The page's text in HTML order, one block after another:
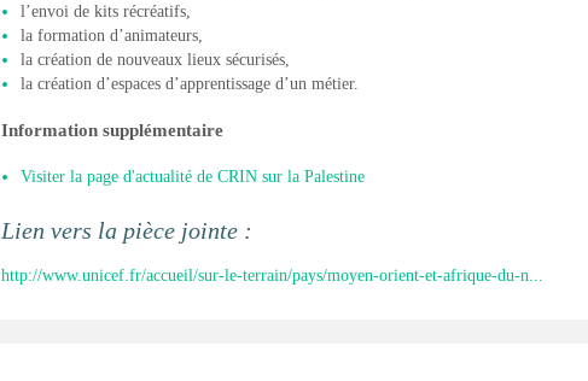
l’envoi de kits récréatifs,
la formation d’animateurs,
la création de nouveaux lieux sécurisés,
la création d’espaces d’apprentissage d’un métier.
Information supplémentaire
Visiter la page d'actualité de CRIN sur la Palestine
Lien vers la pièce jointe :
http://www.unicef.fr/accueil/sur-le-terrain/pays/moyen-orient-et-afrique-du-n...